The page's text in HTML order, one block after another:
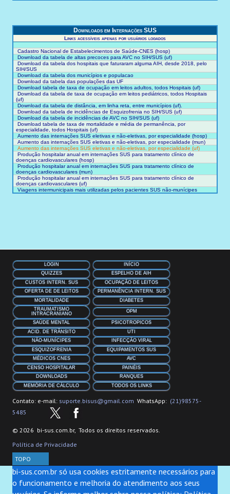
Downloads em Internações SUS
Links acessíveis apenas por usuários logados
Cadastro Nacional de Estabelecimentos de Saúde-CNES (hosp)
Download da tabela de altas precoces para AVC no SIH/SUS (uf)
Download da tabela dos hospitais que faturaram alguma AIH, desde 2018, pelo
SIH/SUS
Download da tabela dos municípios e populacao
Download da tabela das populações das UF
Download tabela de taxa de ocupação em leitos adultos, todos Hospitais (uf)
Download da tabela de taxa de ocupação em leitos pediátricos, todos Hospitais
(uf)
Download da tabela de distância, em linha reta, entre municípios (uf).
Download da tabela de incidências de Esquizofrenia no SIH/SUS (uf)
Download da tabela de incidências de AVC no SIH/SUS (uf)
Download tabela de taxa de mortalidade e média de permanência, por
especialidade, todos Hospitais (uf)
Aumento das internações SUS eletivas e não-eletivas, por especialidade (hosp)
Aumento das internações SUS eletivas e não-eletivas, por especialidade (mun)
Aumento das internações SUS eletivas e não-eletivas, por especialidade (uf)
Produção hospitalar anual em internações SUS para tratamento clínico de
doenças cardiovasculares (hosp)
Produção hospitalar anual em internações SUS para tratamento clínico de
doenças cardiovasculares (mun)
Produção hospitalar anual em internações SUS para tratamento clínico de
doenças cardiovasculares (uf)
Viagens intermunicipais mais utilizadas pelos pacientes SUS não-munícipes
LOGIN
INÍCIO
QUIZZES
ESPELHO DE AIH
CUSTOS INTERN. SUS
OCUPAÇÂO DE LEITOS
OFERTA DE DE LEITOS
PERMANÊNCIA INTERN. SUS
MORTALIDADE
DIABETES
TRAUMATISMO
INTRACRANIANO
OPM
SAÚDE MENTAL
PSICOTROPICOS
ACID. DE TRÂNSITO
UTI
NÃO-MUNÍCIPES
INFECÇÃO VIRAL
ESQUIZOFRENIA
EQUIPAMENTOS SUS
MÉDICOS CNES
AVC
CENSO HOSPITALAR
PAINÉIS
DOWNLOADS
RANQUES
MEMÓRIA DE CÁLCULO
TODOS OS LINKS
Contato: e-mail: suporte.bisus@gmail.com WhatsApp: (21)98575-
5485
© 2026 bi-sus.com.br, Todos os direitos reservados.
Política de Privacidade
TOPO
bi-sus.com.br só usa cookies estritamente necessários para
o funcionamento e melhoria do atendimento aos seus